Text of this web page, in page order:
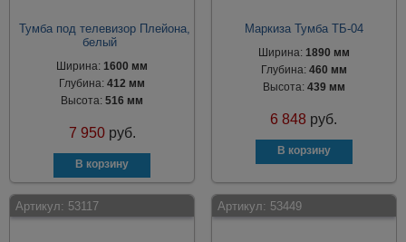
Тумба под телевизор Плейона,
белый
Ширина:1600 мм
Глубина:412 мм
Высота:516 мм
7 950 руб.
Маркиза Тумба ТБ-04
Ширина: 1890 мм
Глубина: 460 мм
Высота: 439 мм
6 848 руб.
Артикул: 53117 Артикул: 53449